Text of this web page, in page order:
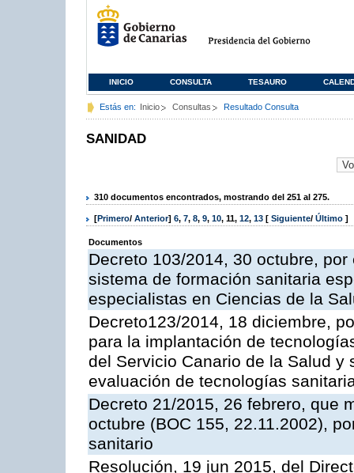
INICIO CONSULTA TESAURO
Estás en: Inicio Consultas Resultado Consulta
SANIDAD
310 documentos encontrados, mostrando del 251 al 275.
[Primero/ Anterior] 6, 7, 8, 9, 10, 11, 12, 13 [ Siguiente/ Último ]
Documentos
Decreto 103/2014, 30 octubre,
sistema de formación sanitaria
especialistas en Ciencias de la
Decreto123/2014, 18 diciembre,
para la implantación de
del Servicio Canario de la Salud
evaluación de tecnologías
Decreto 21/2015, 26 febrero, que
octubre (BOC 155, 22.11.2002),
sanitario
Resolución, 19 jun 2015, del